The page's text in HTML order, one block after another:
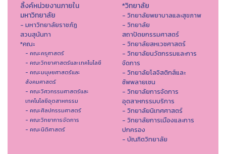
ลิ้งค์หน่วยงานภายใน
มหาวิทยาลัย
- มหาวิทยาลัยราชภัฏ
สวนสุนันทา
*คณะ
- คณะครุศาสตร์
- คณะวิทยาศาสตร์และเทคโนโลยี
- คณะมนุษยศาสตร์และ
สังคมศาสตร์
- คณะวิศวกรรมศาสตร์และ
เทคโนโลยีอุตสาหกรรม
- คณะศิลปกรรมศาสตร์
- คณะวิทยาการจัดการ
- คณะนิติศาสตร์
*วิทยาลัย
- วิทยาลัยพยาบาลและสุขภาพ
- วิทยาลัย
สถาปัตยกรรมศาสตร์
- วิทยาลัยสหเวชศาสตร์
- วิทยาลัยนวัตกรรมและการ
จัดการ
- วิทยาลัยโลจิสติกส์และ
ซัพพลายเชน
- วิทยาลัยการจัดการ
อุตสาหกรรมบริการ
- วิทยาลัยนิเทศศาสตร์
- วิทยาลัยการเมืองและการ
ปกครอง
- บัณฑิตวิทยาลัย